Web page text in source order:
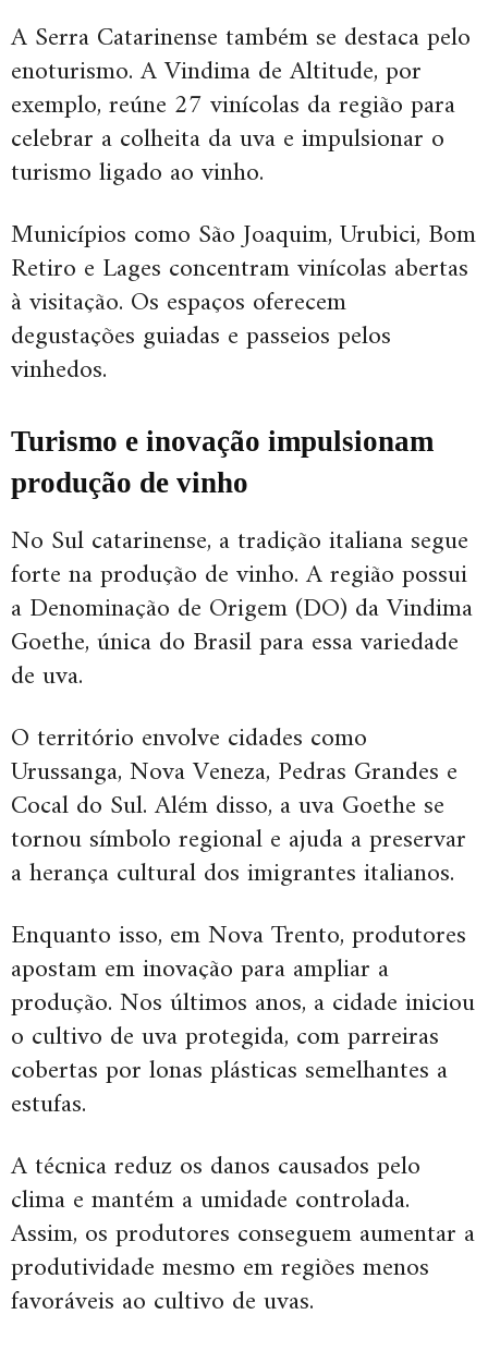
A Serra Catarinense também se destaca pelo
enoturismo. A Vindima de Altitude, por
exemplo, reúne 27 vinícolas da região para
celebrar a colheita da uva e impulsionar o
turismo ligado ao vinho.
Municípios como São Joaquim, Urubici, Bom
Retiro e Lages concentram vinícolas abertas
à visitação. Os espaços oferecem
degustações guiadas e passeios pelos
vinhedos.
Turismo e inovação impulsionam
produção de vinho
No Sul catarinense, a tradição italiana segue
forte na produção de vinho. A região possui
a Denominação de Origem (DO) da Vindima
Goethe, única do Brasil para essa variedade
de uva.
O território envolve cidades como
Urussanga, Nova Veneza, Pedras Grandes e
Cocal do Sul. Além disso, a uva Goethe se
tornou símbolo regional e ajuda a preservar
a herança cultural dos imigrantes italianos.
Enquanto isso, em Nova Trento, produtores
apostam em inovação para ampliar a
produção. Nos últimos anos, a cidade iniciou
o cultivo de uva protegida, com parreiras
cobertas por lonas plásticas semelhantes a
estufas.
A técnica reduz os danos causados pelo
clima e mantém a umidade controlada.
Assim, os produtores conseguem aumentar a
produtividade mesmo em regiões menos
favoráveis ao cultivo de uvas.